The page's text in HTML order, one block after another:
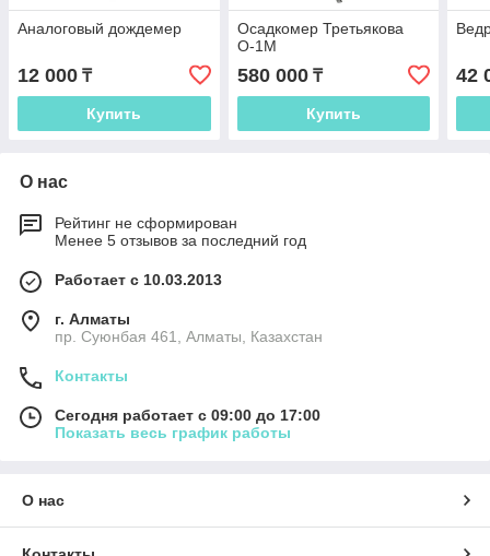
Аналоговый дождемер
12 000 ₸
Купить
Осадкомер Третьякова
О-1М
580 000₸
Купить
42
О нас
Рейтинг не сформирован
Менее 5 отзывов за последний год
Работает с 10.03.2013
г. Алматы
пр. Суюнбая 461, Алматы, Казахстан
Контакты
Сегодня работает с 09:00 до 17:00
Показать весь график работы
О нас